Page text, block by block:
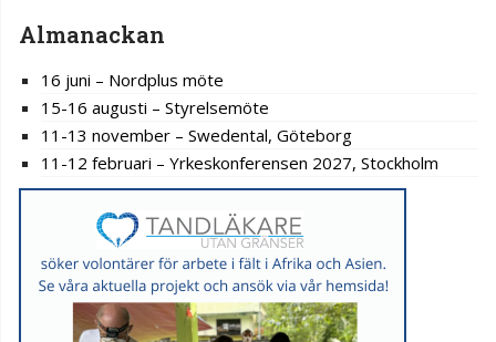
Almanackan
16 juni – Nordplus möte
15-16 augusti – Styrelsemöte
11-13 november – Swedental, Göteborg
11-12 februari – Yrkeskonferensen 2027, Stockholm